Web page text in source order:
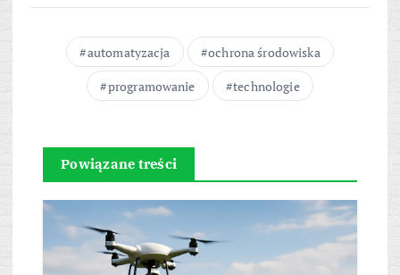
automatyzacja
ochrona środowiska
programowanie
technologie
Powiązane treści